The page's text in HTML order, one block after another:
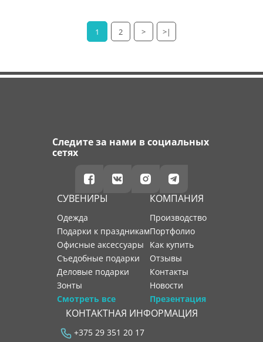
1 2 > >|
Следите за нами в социальных
сетях
СУВЕНИРЫ
Одежда
Подарки к праздникам
Офисные аксессуары
Съедобные подарки
Деловые подарки
Зонты
Смотреть все
КОМПАНИЯ
производство
портфолио
как купить
отзывы
контакты
новости
Презентация
КОНТАКТНАЯ ИНФОРМАЦИЯ
+375 29 351 20 17